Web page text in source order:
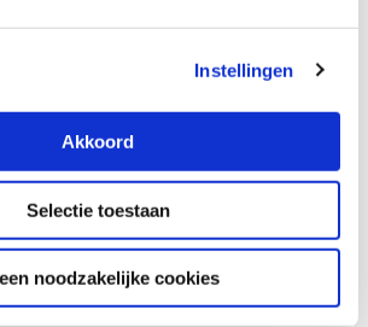
Instellingen
Akkoord
Selectie toestaan
noodzakelijke cookies
waardering van publieke
in de professionals - en ook
een basis om de aantrekkelijkheid
als werkgever te vergroten.
is het belangrijk dit vorm te
aan personeel in deze sectoren